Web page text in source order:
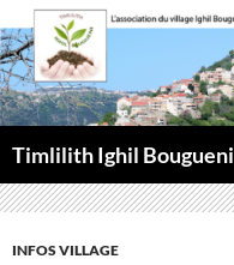
Aller
au
contenu
Timlilith Ighil Bougueni
INFOS VILLAGE